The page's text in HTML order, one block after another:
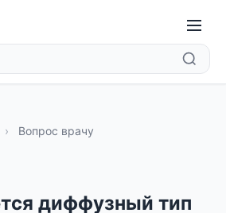
› Вопрос врачу
диффузный тип